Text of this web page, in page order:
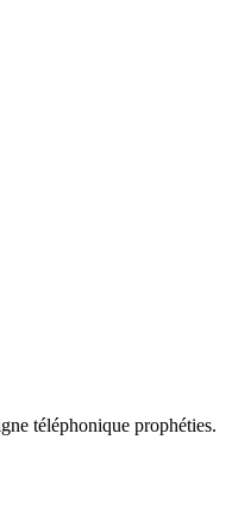
téléphonique prophéties.